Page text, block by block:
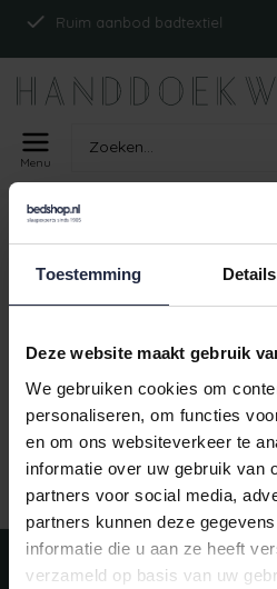
Toestemming Details
Deze website maakt gebruik
We gebruiken cookies om
personaliseren, om functies
en om ons websiteverkeer te
informatie over uw gebruik van
partners voor social media,
partners kunnen deze
informatie die u aan ze heeft
verzameld op basis van uw
Ruim aanbod badtextiel
Menu
Home
PRODUCTEN
Geen producten gevonden!
Ruim aanbod badtextiel
Meld je aan voor onze nieuwsbrief!